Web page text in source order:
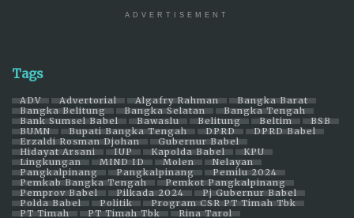
ADVERTISEMENT
Tags
ADV Advertorial Algafry Rahman
Bangka Barat
Bangka Belitung
Bangka Selatan
Bangka Tengah
Bank Sumsel Babel
Bawaslu Belitung Beltim
BSB
BUMN
Bupati Bangka Tengah DPRD
DPRD Babel
Erzaldi Rosman Djohan
Gubernur Babel
Hidayat Arsani
IUP Kapolda Babel
KPU
Lingkungan
MIND ID Molen
Nelayan
Pangkalpinang
Pangkalpinang
Pemilu 2024
Pemkab Bangka Tengah
Pemkot Pangkalpinang
Pemprov Babel
Pilkada 2024
Pj Gubernur Babel
Polda Babel
Politik
Program CSR PT Timah Tbk
PT Timah
PT Timah Tbk
Rina Tarol